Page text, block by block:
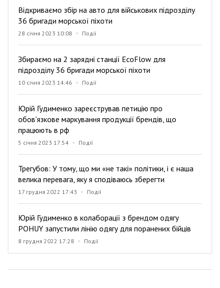
Відкриваємо збір на авто для військових підрозділу
36 бригади морської піхоти
28 січня 2023 10:08 Події
Збираємо на 2 зарядні станції EcoFlow для
підрозділу 36 бригади морської піхоти
10 січня 2023 14:46 Події
Юрій Гудименко зареєстрував петицію про
обов'язкове маркування продукції брендів, що
працюють в рф
5 січня 2023 17:54 Події
Трегубов: У тому, що ми «не такі» політики, і є наша
велика перевага, яку я сподіваюсь зберегти
17 грудня 2022 17:43 Події
Юрій Гудименко в колаборації з брендом одягу
POHUY запустили лінію одягу для поранених бійців
8 грудня 2022 17:28 Події